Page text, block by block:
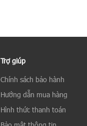
Trợ giúp
Chính sách bảo hành
Hướng dẫn mua hàng
Hình thức thanh toán